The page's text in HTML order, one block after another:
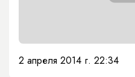
2 апреля 2014 г. 22:34